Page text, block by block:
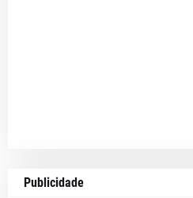
Publicidade